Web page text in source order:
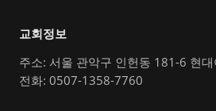
교회정보
주소: 서울 관악구 인헌동 181-6 현
전화: 0507-1358-7760